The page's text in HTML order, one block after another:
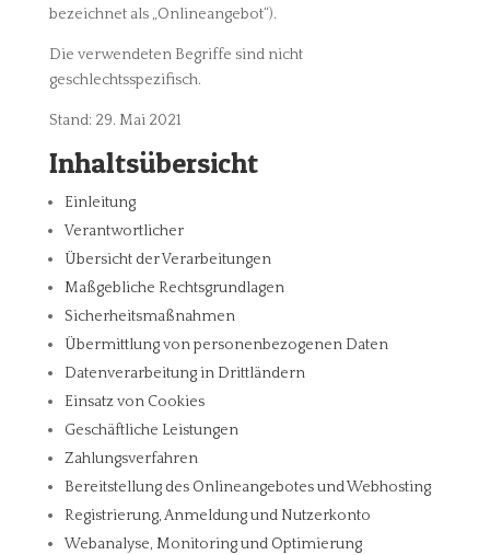
bezeichnet als „Onlineangebot“).
Die verwendeten Begriffe sind nicht
geschlechtsspezifisch.
Stand: 29. Mai 2021
Inhaltsübersicht
Einleitung
Verantwortlicher
Übersicht der Verarbeitungen
Maßgebliche Rechtsgrundlagen
Sicherheitsmaßnahmen
Übermittlung von personenbezogenen Daten
Datenverarbeitung in Drittländern
Einsatz von Cookies
Geschäftliche Leistungen
Zahlungsverfahren
Bereitstellung des Onlineangebotes und Webhosting
Registrierung, Anmeldung und Nutzerkonto
Webanalyse, Monitoring und Optimierung